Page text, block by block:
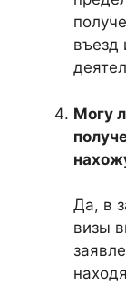
въезд
Могу
Да, в
визы